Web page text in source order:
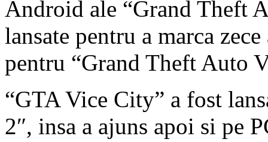
Android ale “Grand Theft
lansate pentru a marca
pentru “Grand Theft Auto
“GTA Vice City” a fost
2″, insa a ajuns apoi si pe